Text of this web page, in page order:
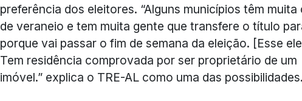
preferência dos eleitores. “Alguns municípios têm muita
de veraneio e tem muita gente que transfere o título
porque vai passar o fim de semana da eleição. [Esse
Tem residência comprovada por ser proprietário de um
imóvel.” explica o TRE-AL como uma das